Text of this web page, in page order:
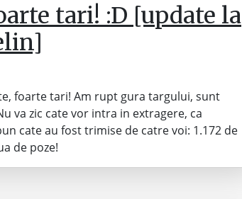
tari! :D [update la
foarte tari! Am rupt gura targului, sunt
va zic cate vor intra in extragere, ca
cate au fost trimise de catre voi: 1.172 de
de poze!